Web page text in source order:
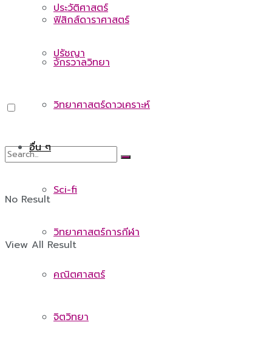
ประวัติศาสตร์
ปรัชญา
No Result
View All Result
ฟิสิกส์ดาราศาสตร์
จักรวาลวิทยา
วิทยาศาสตร์ดาวเคราะห์
อื่น ๆ
Sci-fi
วิทยาศาสตร์การกีฬา
คณิตศาสตร์
จิตวิทยา